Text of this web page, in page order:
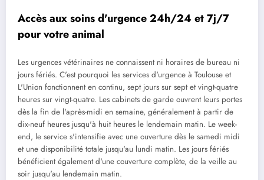
Accès aux soins d'urgence 24h/24 et 7j/7
pour votre animal
Les urgences vétérinaires ne connaissent ni horaires de bureau ni
jours fériés. C'est pourquoi les services d'urgence à Toulouse et
L'Union fonctionnent en continu, sept jours sur sept et vingt-quatre
heures sur vingt-quatre. Les cabinets de garde ouvrent leurs portes
dès la fin de l'après-midi en semaine, généralement à partir de
dix-neuf heures jusqu'à huit heures le lendemain matin. Le week-
end, le service s'intensifie avec une ouverture dès le samedi midi
et une disponibilité totale jusqu'au lundi matin. Les jours fériés
bénéficient également d'une couverture complète, de la veille au
soir jusqu'au lendemain matin.